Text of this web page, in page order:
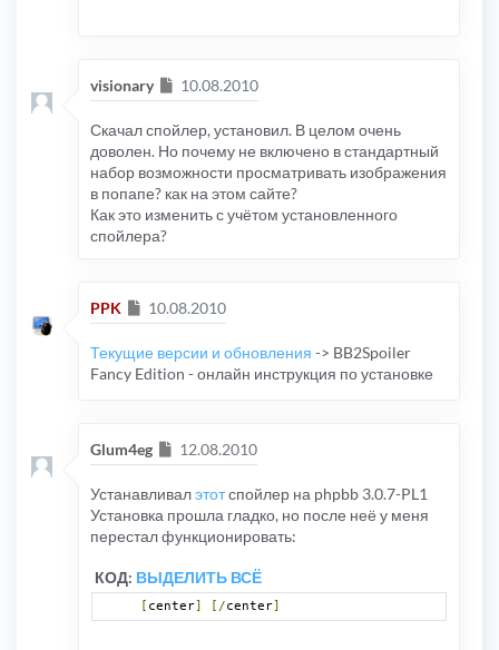
visionary Сообщение
10.08.2010
Скачал спойлер, установил. В целом очень
доволен. Но почему не включено в стандартный
набор возможности просматривать изображения
в попапе? как на этом сайте?
Как это изменить с учётом установленного
спойлера?
PPK Сообщение
10.08.2010
Текущие версии и обновления -> BB2Spoiler
Fancy Edition - онлайн инструкция по установке
Glum4eg Сообщение
12.08.2010
Устанавливалэтотспойлер на phpbb 3.0.7-PL1
Установка прошла гладко, но после неё у меня
перестал функционировать:
КОД: ВЫДЕЛИТЬ ВСЁ
[ center] [/center]